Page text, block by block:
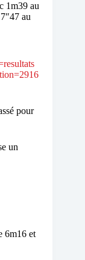
1m39 au
au
pour
un
6m16 et